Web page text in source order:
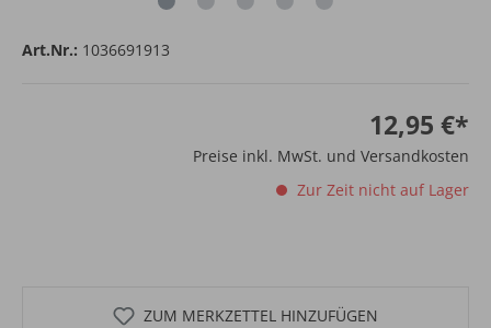
Art.Nr.: 1036691913
12,95 €*
Preise inkl. MwSt. und Versandkosten
Zur Zeit nicht auf Lager
ZUM MERKZETTEL HINZUFÜGEN